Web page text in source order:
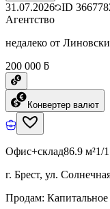
31.07.2026 ID
Агентство
недалеко от
200 000 ƃ
Конвертер валют
Офис+склад86.9 м²1/
г. Брест, ул.
Продам: